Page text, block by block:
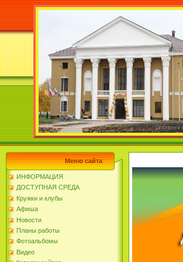
Меню сайта
ИНФОРМАЦИЯ
ДОСТУПНАЯ СРЕДА
Кружки и клубы
Афиша
Новости
Планы работы
Фотоальбомы
Видео